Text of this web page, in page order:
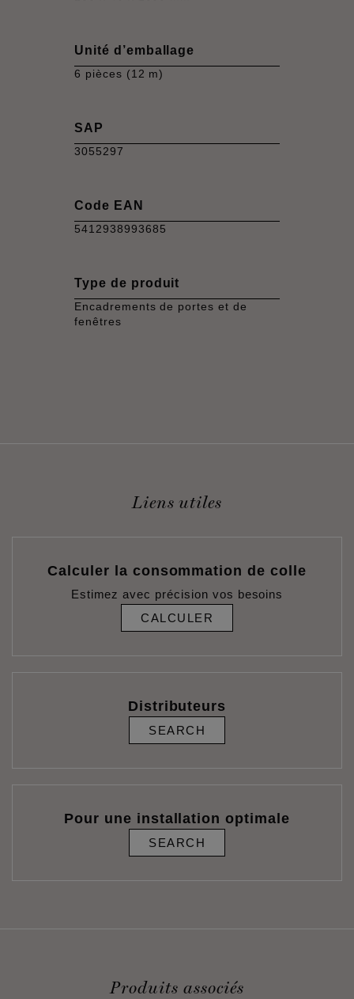
Unité d’emballage
6 pièces (12 m)
SAP
3055297
Code EAN
5412938993685
Type de produit
Encadrements de portes et de
fenêtres
Liens utiles
Calculer la consommation de colle
Estimez avec précision vos besoins
CALCULER
Distributeurs
SEARCH
Pour une installation optimale
SEARCH
Produits associés